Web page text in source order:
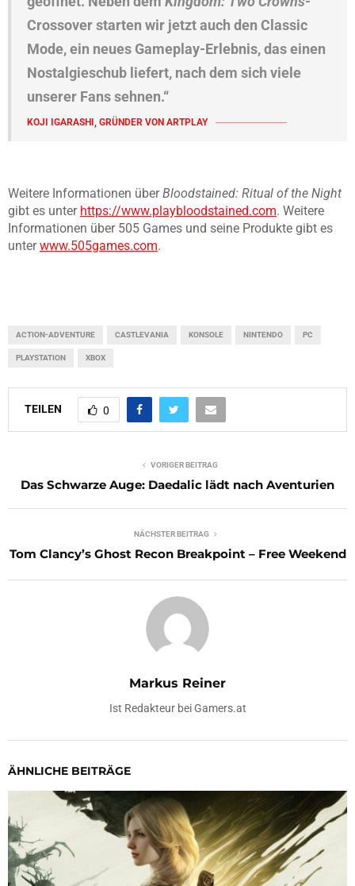
Crossover starten wir jetzt auch den Classic
Mode, ein neues Gameplay-Erlebnis, das einen
Nostalgieschub liefert, nach dem sich viele
unserer Fans sehnen.“
KOJI IGARASHI, GRÜNDER VON ARTPLAY
Weitere Informationen überBloodstained: Ritual of the Night
gibt es unter https://www.playbloodstained.com. Weitere
Informationen über 505 Games und seine Produkte gibt es
unterwww.505games.com.
ACTION-ADVENTURE CASTLEVANIA KONSOLE NINTENDO PC
PLAYSTATION XBOX
TEILEN 0
VORIGER BEITRAG
Das Schwarze Auge: Daedalic lädt nach Aventurien
NÄCHSTER BEITRAG
Tom Clancy’s Ghost Recon Breakpoint – Free Weekend
Markus Reiner
Ist Redakteur bei Gamers.at
ÄHNLICHE BEITRÄGE